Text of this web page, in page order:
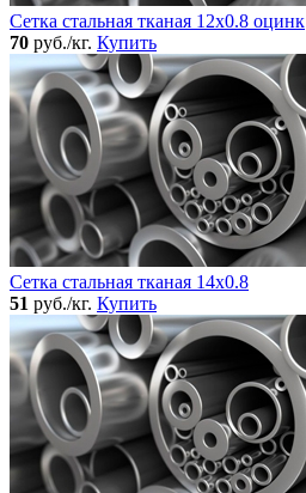
Сетка стальная тканая 12x0.8 оцинк
70 руб./кг. Купить
Сетка стальная тканая 14x0.8
51 руб./кг. Купить